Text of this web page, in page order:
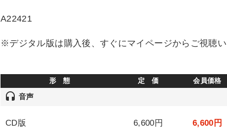
A22421
※デジタル版は購入後、すぐにマイページからご視聴い
形 態 定 価 会員価格
headset 音声
CD版 6,600円 6,600円